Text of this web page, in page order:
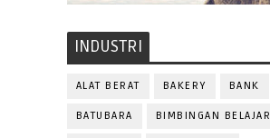
INDUSTRI
ALAT BERAT BAKERY BANK
BATUBARA BIMBINGAN BELAJAR